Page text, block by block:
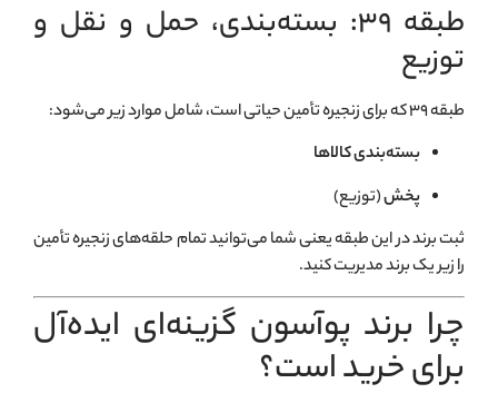
طبقه ۳۹: بسته‌بندی، حمل و نقل و
توزیع
طبقه ۳۹ که برای زنجیره تأمین حیاتی است، شامل موارد زیر می‌شود:
بسته‌بندی کالاها
پخش(توزیع)
ثبت برند در این طبقه یعنی شما می‌توانید تمام حلقه‌های زنجیره تأمین
را زیر یک برند مدیریت کنید.
چرا برند پوآسون گزینه‌ای ایده‌آل
برای خرید است؟